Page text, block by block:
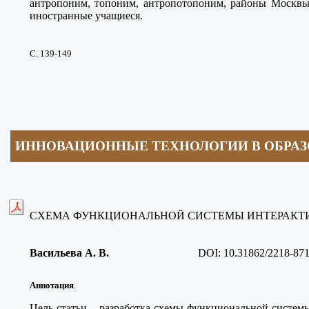
антропоним, топоним, антропотопоним, районы
иностранные учащиеся.
С. 139-149
ИННОВАЦИОННЫЕ ТЕХНОЛОГИИ В
СХЕМА ФУНКЦИОНАЛЬНОЙ СИСТЕМЫ
Васильева А. В. DOI: 10.31862/2218-
Аннотация.